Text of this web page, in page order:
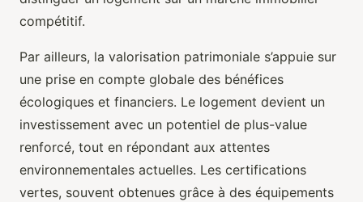
compétitif.
Par ailleurs, la valorisation patrimoniale s’appuie sur
une prise en compte globale des bénéfices
écologiques et financiers. Le logement devient un
investissement avec un potentiel de plus-value
renforcé, tout en répondant aux attentes
environnementales actuelles. Les certifications
vertes, souvent obtenues grâce à des équipements